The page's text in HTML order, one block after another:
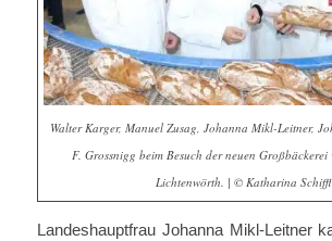
Walter Karger, Manuel Zusag, Johanna Mikl-Leitner,
F. Grossnigg beim Besuch der neuen
Lichtenwörth. | © Katharina Schiffl
Landeshauptfrau Johanna Mikl-Leitner